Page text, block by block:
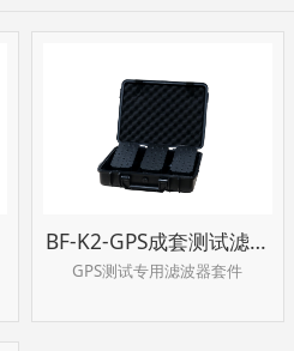
BF-K2-GPS成套测试滤波器
GPS测试专用滤波器套件